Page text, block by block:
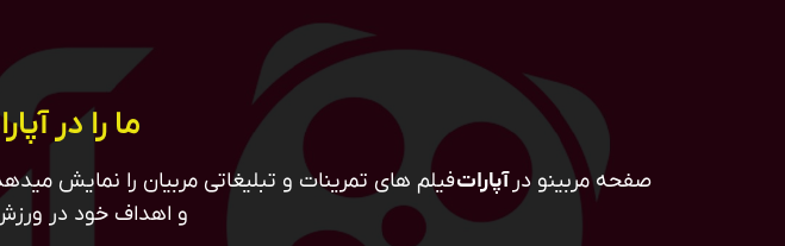
ما را در
صفحه مربینو در آپاراتفیلم های تمرینات و تبلیغاتی مربیان را نمایش
و اهداف خود در